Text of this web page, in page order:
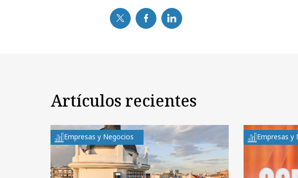
Artículos recientes
Empresas y Negocios Empresas y